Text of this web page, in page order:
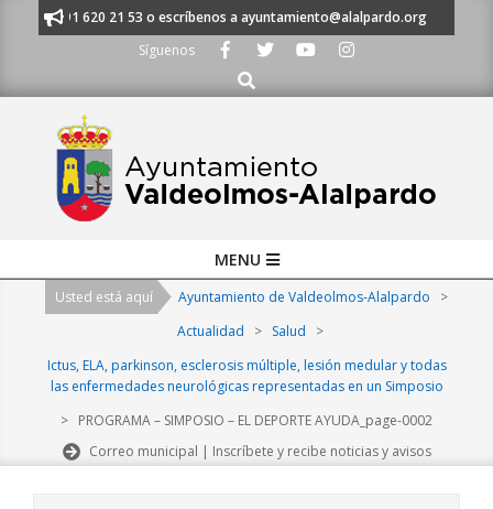
al 91 620 21 53 o escríbenos a ayuntamiento@alalpardo.org
Síguenos
Buscar
Navigation
MENU
Usted está aquí Ayuntamiento de Valdeolmos-Alalpardo
>
Actualidad
> Salud
>
Ictus, ELA, parkinson, esclerosis múltiple, lesión medular y todas
las enfermedades neurológicas representadas en un Simposio
> PROGRAMA – SIMPOSIO – EL DEPORTE AYUDA_page-0002
Correo municipal | Inscríbete y recibe noticias y avisos